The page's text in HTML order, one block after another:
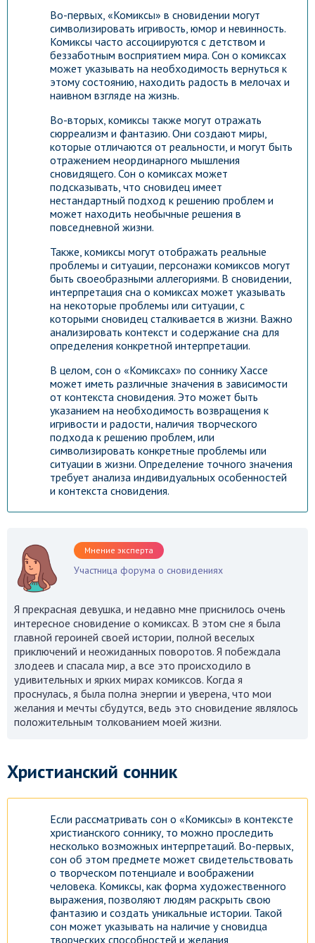
Во-первых, «Комиксы» в сновидении могут
символизировать игривость, юмор и невинность.
Комиксы часто ассоциируются с детством и
беззаботным восприятием мира. Сон о комиксах
может указывать на необходимость вернуться к
этому состоянию, находить радость в мелочах и
наивном взгляде на жизнь.
Во-вторых, комиксы также могут отражать
сюрреализм и фантазию. Они создают миры,
которые отличаются от реальности, и могут быть
отражением неординарного мышления
сновидящего. Сон о комиксах может
подсказывать, что сновидец имеет
нестандартный подход к решению проблем и
может находить необычные решения в
повседневной жизни.
Также, комиксы могут отображать реальные
проблемы и ситуации, персонажи комиксов могут
быть своеобразными аллегориями. В сновидении,
интерпретация сна о комиксах может указывать
на некоторые проблемы или ситуации, с
которыми сновидец сталкивается в жизни. Важно
анализировать контекст и содержание сна для
определения конкретной интерпретации.
В целом, сон о «Комиксах» по соннику Хассе
может иметь различные значения в зависимости
от контекста сновидения. Это может быть
указанием на необходимость возвращения к
игривости и радости, наличия творческого
подхода к решению проблем, или
символизировать конкретные проблемы или
ситуации в жизни. Определение точного значения
требует анализа индивидуальных особенностей
и контекста сновидения.
Мнение эксперта
Участница форума о сновидениях
Я прекрасная девушка, и недавно мне приснилось очень
интересное сновидение о комиксах. В этом сне я была
главной героиней своей истории, полной веселых
приключений и неожиданных поворотов. Я побеждала
злодеев и спасала мир, а все это происходило в
удивительных и ярких мирах комиксов. Когда я
проснулась, я была полна энергии и уверена, что мои
желания и мечты сбудутся, ведь это сновидение являлось
положительным толкованием моей жизни.
Христианский сонник
Если рассматривать сон о «Комиксы» в контексте
христианского соннику, то можно проследить
несколько возможных интерпретаций. Во-первых,
сон об этом предмете может свидетельствовать
о творческом потенциале и воображении
человека. Комиксы, как форма художественного
выражения, позволяют людям раскрыть свою
фантазию и создать уникальные истории. Такой
сон может указывать на наличие у сновидца
творческих способностей и желания